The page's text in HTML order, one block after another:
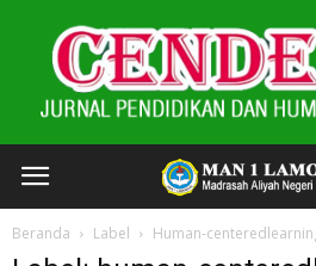
Beranda Label Human-